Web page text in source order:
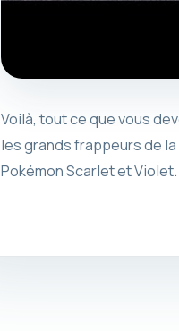
Voilà, tout ce que vous
les grands frappeurs de
Pokémon Scarlet et Violet.